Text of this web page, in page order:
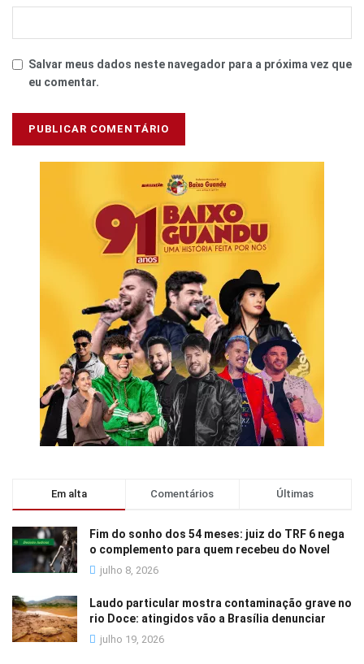
Salvar meus dados neste navegador para a próxima vez que
eu comentar.
Em alta Comentários Últimas
Fim do sonho dos 54 meses: juiz do TRF 6 nega
o complemento para quem recebeu do Novel
julho 8, 2026
Laudo particular mostra contaminação grave no
rio Doce: atingidos vão a Brasília denunciar
julho 19, 2026